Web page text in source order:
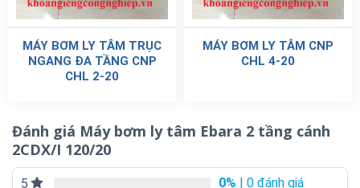
MÁY BƠM LY TÂM TRỤC
NGANG ĐA TẦNG CNP
CHL 2-20
MÁY BƠM LY TÂM CNP
CHL 4-20
Đánh giá Máy bơm ly tâm Ebara 2 tầng cánh
2CDX/I 120/20
5 0% | 0 đánh giá